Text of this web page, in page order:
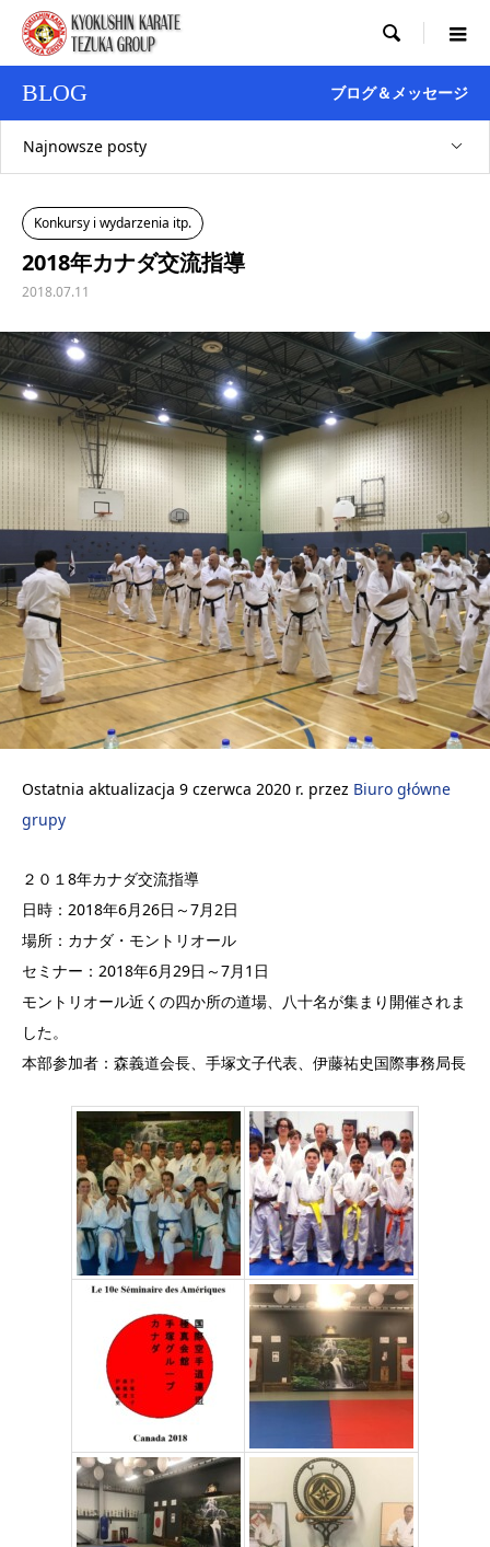

BLOG ブログ＆メッセージ
Najnowsze posty
Konkursy i wydarzenia itp.
2018年カナダ交流指導
2018.07.11
Ostatnia aktualizacja 9 czerwca 2020 r. przez Biuro główne
grupy
２０１8年カナダ交流指導
日時：2018年6月26日～7月2日
場所：カナダ・モントリオール
セミナー：2018年6月29日～7月1日
モントリオール近くの四か所の道場、八十名が集まり開催されま
した。
本部参加者：森義道会長、手塚文子代表、伊藤祐史国際事務局長